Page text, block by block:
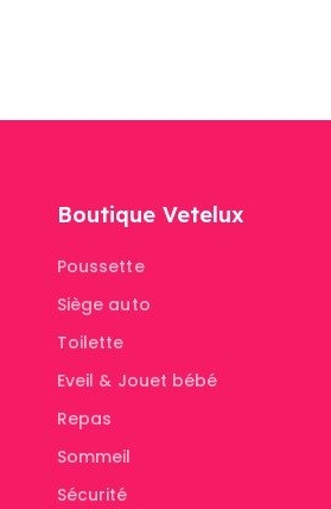
Boutique Vetelux
Poussette
Siège auto
Toilette
Eveil & Jouet bébé
Repas
Sommeil
Sécurité